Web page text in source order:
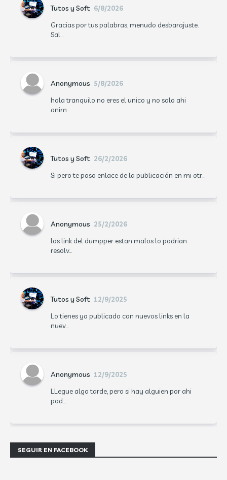
Tutos y Soft 6/8/2026
Gracias por tus palabras, menudo desbarajuste.
Sal...
Anonymous 5/8/2026
hola tranquilo no eres el unico y no solo ahi
anim...
Tutos y Soft 26/2/2026
Si pero te paso enlace de la publicación en mi otr...
Anonymous 25/2/2026
los link del dumpper estan malos lo podrian
resolv...
Tutos y Soft 12/9/2025
Lo tienes ya publicado con nuevos links en la
nuev...
Anonymous 12/9/2025
LLegue algo tarde, pero si hay alguien por ahi
pod...
SEGUIR EN FACEBOOK